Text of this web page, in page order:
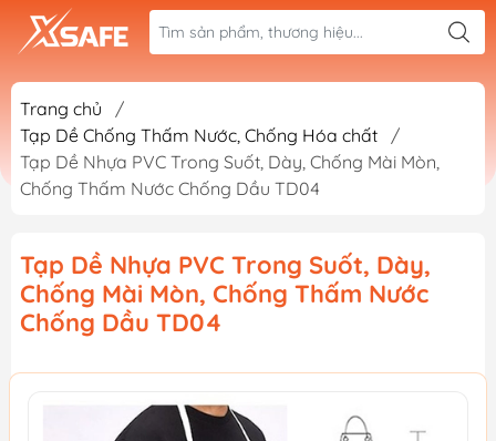
Trang chủ
/
Tạp Dề Chống Thấm Nước, Chống Hóa chất
/
Tạp Dề Nhựa PVC Trong Suốt, Dày, Chống Mài Mòn,
Chống Thấm Nước Chống Dầu TD04
Tạp Dề Nhựa PVC Trong Suốt, Dày,
Chống Mài Mòn, Chống Thấm Nước
Chống Dầu TD04